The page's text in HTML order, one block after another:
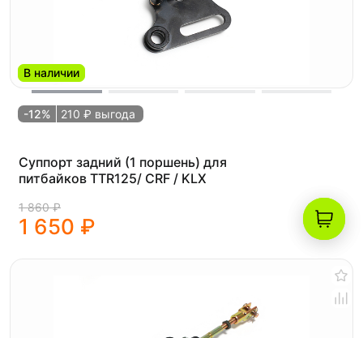
В наличии
-12% 210 ₽ выгода
Суппорт задний (1 поршень) для
питбайков TTR125/ CRF / KLX
1 860 ₽
1 650 ₽